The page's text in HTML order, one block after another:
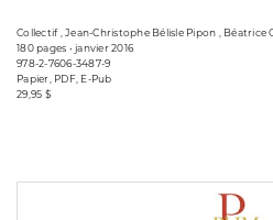
Collectif , Jean-Christophe Bélisle Pipon ,
180 pages • janvier 2016
978-2-7606-3487-9
Papier, PDF, E-Pub
29,95 $